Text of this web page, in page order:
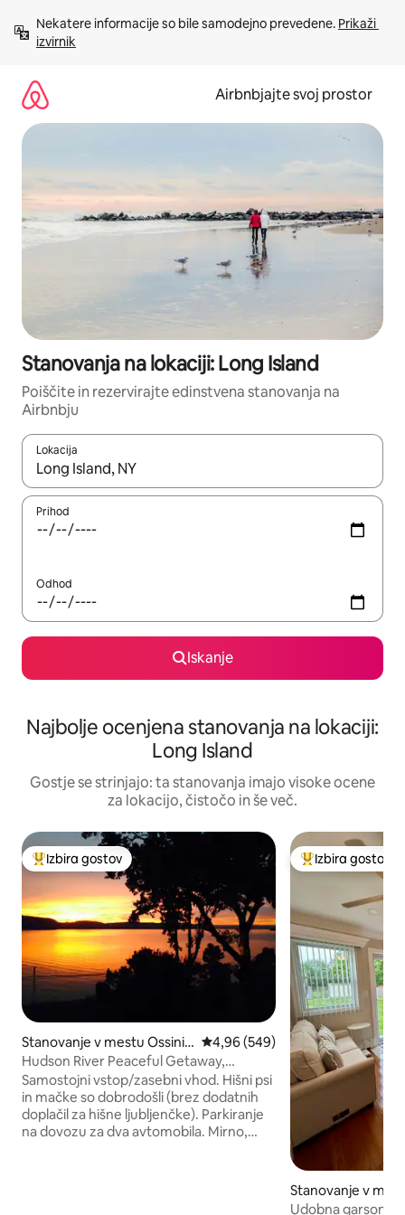
vsebino
Nekatere informacije so bile samodejno prevedene. Prikaži
izvirnik
Airbnbjajte svoj prostor
Stanovanja na lokaciji: Long Island
Poiščite in rezervirajte edinstvena stanovanja na
Airbnbju
Lokacija
Ko so rezultati na voljo, krmarite s puščičnima tipkama gor in
Prihod
Odhod
Iskanje
Najbolje ocenjena stanovanja na lokaciji:
Long Island
Gostje se strinjajo: ta stanovanja imajo visoke ocene
za lokacijo, čistočo in še več.
Najbolj priljubljena prenočišča z značko »Izbira gostov«
Izbira gostov
Stanovanje v mestu Ossinin
g
Povprečna ocena: 4,96 od 5, št.
4,96 (549)
Hudson River Peaceful Getaway,
Raziščite od tukaj
Samostojni vstop/zasebni vhod. Hišni psi
in mačke so dobrodošli (brez dodatnih
doplačil za hišne ljubljenčke). Parkiranje
na dovozu za dva avtomobila. Mirno,
Najbolj
Izbira gostov
Stanovanje v
Islip
Udobna